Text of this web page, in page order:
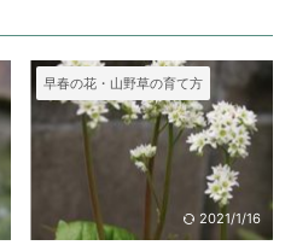
早春の花・山野草の育て方
2021/1/16